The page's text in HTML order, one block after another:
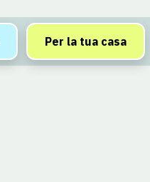
Per la tua casa